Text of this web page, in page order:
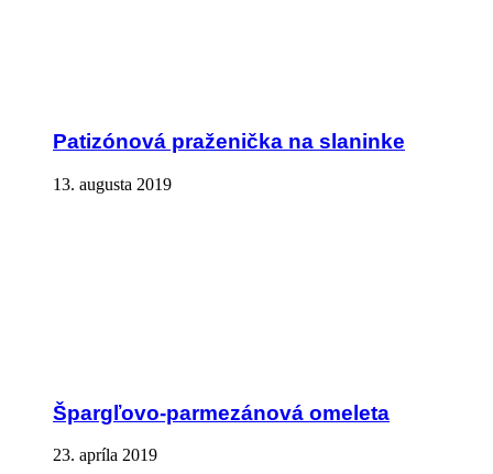
Patizónová praženička na slaninke
13. augusta 2019
Špargľovo-parmezánová omeleta
23. apríla 2019